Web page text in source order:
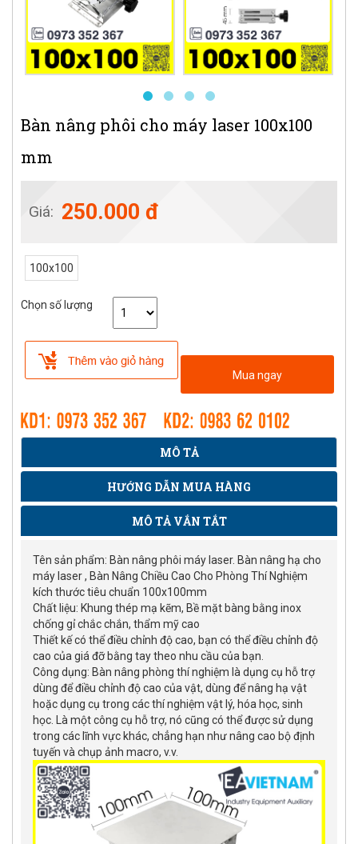
Bàn nâng phôi cho máy laser 100x100
mm
Giá: 250.000 đ
100x100
Chọn số lượng
Mua ngay
MÔ TẢ
HƯỚNG DẪN MUA HÀNG
MÔ TẢ VẮN TẮT
Tên sản phẩm: Bàn nâng phôi máy laser. Bàn nâng hạ cho
máy laser , Bàn Nâng Chiều Cao Cho Phòng Thí Nghiệm
kích thước tiêu chuẩn 100x100mm
Chất liệu: Khung thép mạ kẽm, Bề mặt bàng bằng inox
chống gỉ chắc chắn, thẩm mỹ cao
Thiết kế có thể điều chỉnh độ cao, bạn có thể điều chỉnh độ
cao của giá đỡ bằng tay theo nhu cầu của bạn.
Công dụng: Bàn nâng phòng thí nghiệm là dụng cụ hỗ trợ
dùng để điều chỉnh độ cao của vật, dùng để nâng hạ vật
hoặc dụng cụ trong các thí nghiệm vật lý, hóa học, sinh
học. Là một công cụ hỗ trợ, nó cũng có thể được sử dụng
trong các lĩnh vực khác, chẳng hạn như nâng cao bộ định
tuyến và chụp ảnh macro, v.v.